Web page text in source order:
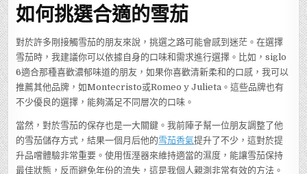
如何挑選合適的雪茄
對於許多剛接觸雪茄的朋友來說，挑選之路可能會感到迷茫。在選擇
雪茄時，我建議你可以依據自身的口味和需求進行選擇。比如，siglo
6適合那種喜歡濃郁味道的朋友，如果你喜歡清新柔和的口感，我可以
推薦其他品牌，如Montecristo或Romeo y Julieta。這些品牌也有
不少優良的選擇，能夠滿足不同層次的口味。
當然，對於雪茄的保存也是一大關鍵。我前陣子幫一位朋友調整了他
的雪茄儲存方式，結果一個月后他的雪茄香氣提升了不少，這對於提
升品嚐體驗非常重要。使用恆溼器來維持適當的濕度，能讓雪茄保持
最佳狀態，反而避免年份的流失，這是我個人親測非常有效的方法。